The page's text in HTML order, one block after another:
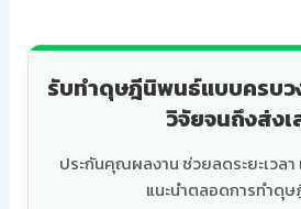
รับทำดุษฎีนิพนธ์แบบครบว
วิจัยจนถึงส่งเ
ประกันคุณผลงาน ช่วยลดระยะเวลา
แนะนำตลอดการทำดุ